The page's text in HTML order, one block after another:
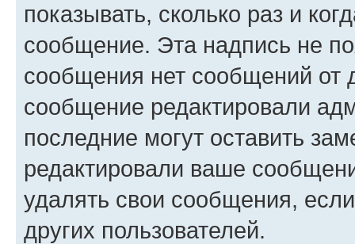
показывать, сколько раз и
сообщение. Эта надпись не
сообщения нет сообщений от
сообщение редактировали
последние могут оставить
редактировали ваше
удалять свои сообщения,
других пользователей.